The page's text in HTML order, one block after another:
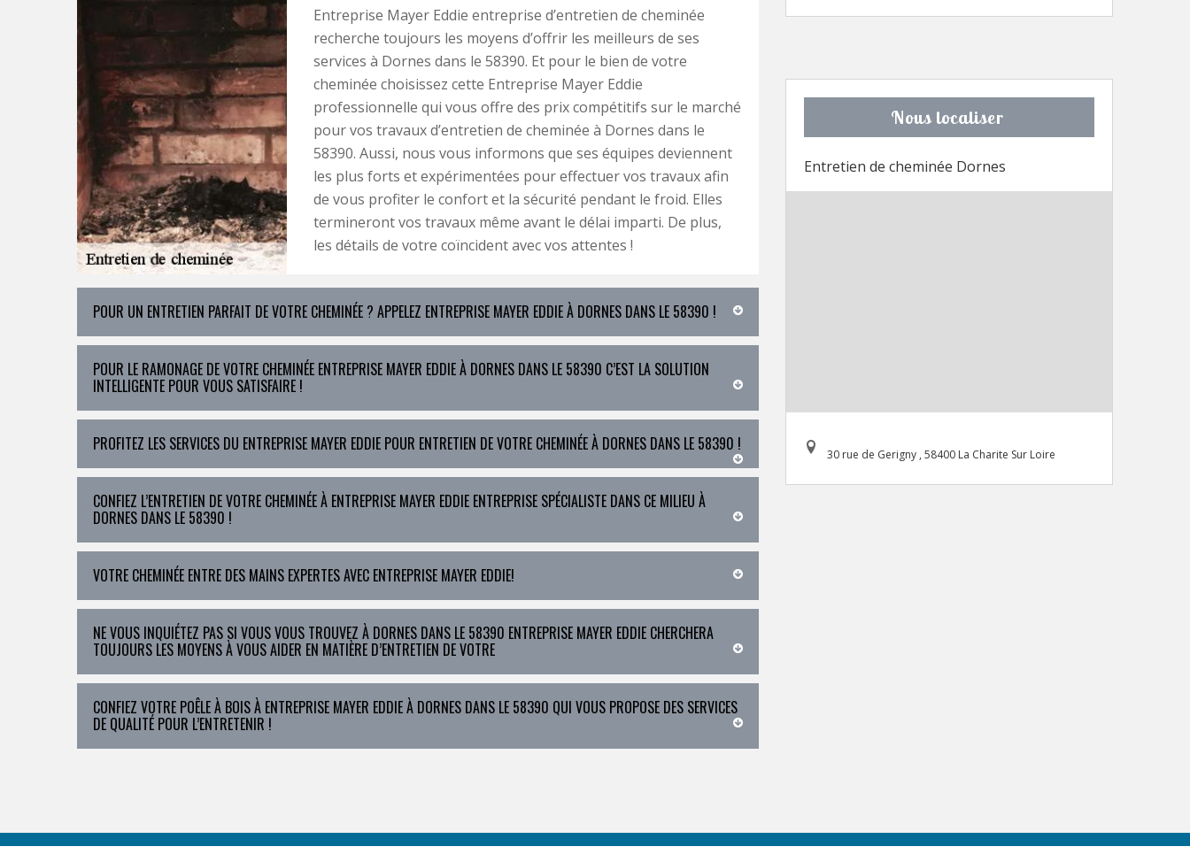
Entreprise Mayer Eddie entreprise d’entretien de cheminée
recherche toujours les moyens d’offrir les meilleurs de ses
services à Dornes dans le 58390. Et pour le bien de votre
cheminée choisissez cette Entreprise Mayer Eddie
professionnelle qui vous offre des prix compétitifs sur le marché
pour vos travaux d’entretien de cheminée à Dornes dans le
58390. Aussi, nous vous informons que ses équipes deviennent
les plus forts et expérimentées pour effectuer vos travaux afin
de vous profiter le confort et la sécurité pendant le froid. Elles
termineront vos travaux même avant le délai imparti. De plus,
les détails de votre coïncident avec vos attentes !
POUR UN ENTRETIEN PARFAIT DE VOTRE CHEMINÉE ? APPELEZ ENTREPRISE MAYER EDDIE À DORNES DANS LE 58390 !
POUR LE RAMONAGE DE VOTRE CHEMINÉE ENTREPRISE MAYER EDDIE À DORNES DANS LE 58390 C’EST LA SOLUTION
INTELLIGENTE POUR VOUS SATISFAIRE !
PROFITEZ LES SERVICES DU ENTREPRISE MAYER EDDIE POUR ENTRETIEN DE VOTRE CHEMINÉE À DORNES DANS LE 58390 !
CONFIEZ L’ENTRETIEN DE VOTRE CHEMINÉE À ENTREPRISE MAYER EDDIE ENTREPRISE SPÉCIALISTE DANS CE MILIEU À
DORNES DANS LE 58390 !
VOTRE CHEMINÉE ENTRE DES MAINS EXPERTES AVEC ENTREPRISE MAYER EDDIE!
NE VOUS INQUIÉTEZ PAS SI VOUS VOUS TROUVEZ À DORNES DANS LE 58390 ENTREPRISE MAYER EDDIE CHERCHERA
TOUJOURS LES MOYENS À VOUS AIDER EN MATIÈRE D’ENTRETIEN DE VOTRE
CONFIEZ VOTRE POÊLE À BOIS À ENTREPRISE MAYER EDDIE À DORNES DANS LE 58390 QUI VOUS PROPOSE DES SERVICES
DE QUALITÉ POUR L’ENTRETENIR !
Nous localiser
Entretien de cheminée Dornes
30 rue de Gerigny , 58400 La Charite Sur Loire